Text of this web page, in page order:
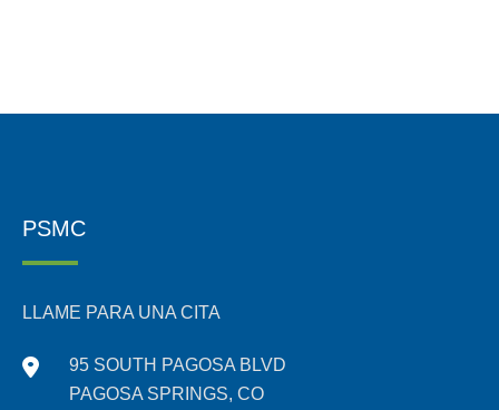
PSMC
LLAME PARA UNA CITA
95 SOUTH PAGOSA BLVD
PAGOSA SPRINGS, CO